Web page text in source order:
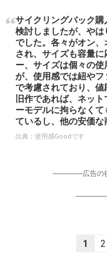
サイクリングバック
検討しましたが、や
でした。各々がオン
され、サイズも容量
ー、サイズは個々の
が、使用感では紐や
で考慮されており、値
旧作であれば、ネッ
ーモデルに拘らなく
ているし、他の安価な
出典： 使用感Goodです
-----------------広告
1 2